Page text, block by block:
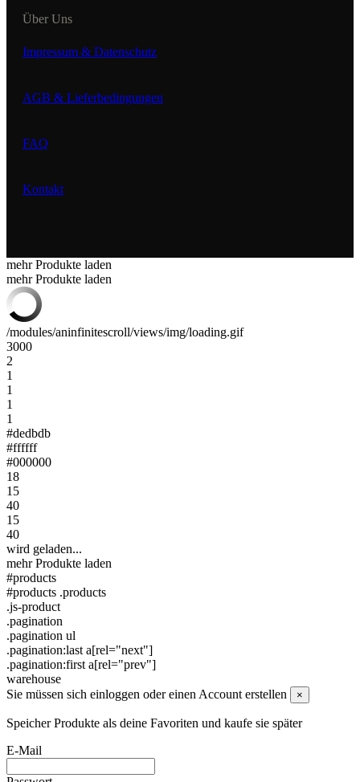
Über Uns
Impressum & Datenschutz
AGB & Lieferbedingungen
FAQ
Kontakt
mehr Produkte laden
mehr Produkte laden
/modules/aninfinitescroll/views/img/loading.gif
3000
2
1
1
1
1
#dedbdb
#ffffff
#000000
18
15
40
15
40
wird geladen...
mehr Produkte laden
#products
#products .products
.js-product
.pagination
.pagination ul
.pagination:last a[rel="next"]
.pagination:first a[rel="prev"]
warehouse
Sie müssen sich einloggen oder einen Account erstellen
×
Speicher Produkte als deine Favoriten und kaufe sie später
E-Mail